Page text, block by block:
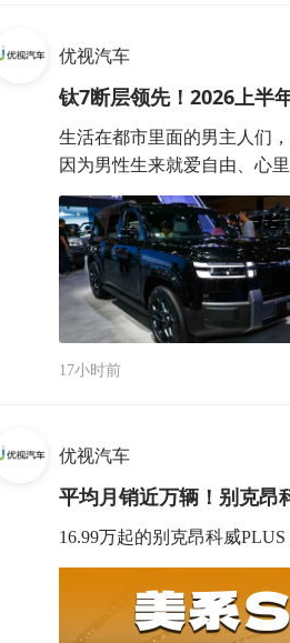
优视汽车
钛7断层领先！2026上半
生活在都市里面的男主人们
因为男性生来就爱自由、心
17小时前
优视汽车
平均月销近万辆！别克昂
16.99万起的别克昂科威